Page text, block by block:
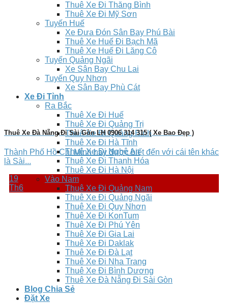
Thuê Xe Đi Thăng Bình
Thuê Xe Đi Mỹ Sơn
Tuyến Huế
Xe Đưa Đón Sân Bay Phú Bài
Thuê Xe Huế Đi Bạch Mã
Thuê Xe Huế Đi Lăng Cô
Tuyến Quảng Ngãi
Xe Sân Bay Chu Lai
Tuyến Quy Nhơn
Xe Sân Bay Phù Cát
Xe Đi Tỉnh
Ra Bắc
Thuê Xe Đi Huế
Thuê Xe Đi Quảng Trị
Thuê Xe Đi Quảng Bình
Thuê Xe Đi Hà Tĩnh
Thuê Xe Đi Nghệ An
Thuê Xe Đi Thanh Hóa
Thuê Xe Đi Hà Nội
Vào Nam
Thuê Xe Đi Quảng Nam
Thuê Xe Đi Quảng Ngãi
Thuê Xe Đi Quy Nhơn
Thuê Xe Đi KonTum
Thuê Xe Đi Phú Yên
Thuê Xe Đi Gia Lai
Thuê Xe Đi Daklak
Thuê Xe Đi Đà Lạt
Thuê Xe Đi Nha Trang
Thuê Xe Đi Bình Dương
Thuê Xe Đà Nẵng Đi Sài Gòn
Blog Chia Sẻ
Đặt Xe
Thuê Xe Đà Nẵng Đi Sài Gòn LH 0906 314 315 ( Xe Bao Đẹp )
Thành Phố Hồ Chí Minh hay được biết đến với cái tên khác
là Sài...
19
Th6